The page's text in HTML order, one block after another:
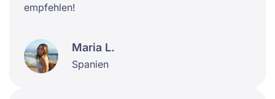
empfehlen!
Maria L.
Spanien